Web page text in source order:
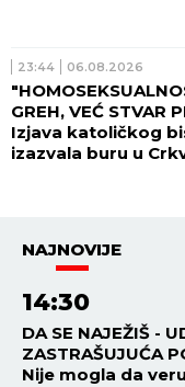
23:44 06.08.2026
GREH, VEĆ STVAR
Izjava katoličkog
izazvala buru u
NAJNOVIJE
14:30
DA SE NAJEŽIŠ -
ZASTRAŠUJUĆA
Nije mogla da